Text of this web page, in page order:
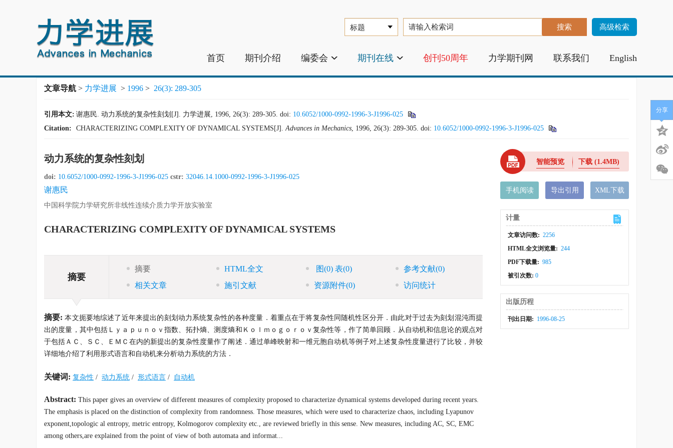
高级检索
首页 期刊介绍 编委会 期刊在线 创刊50周年 力学期刊网 联系我们 English
文章导航 > 力学进展 > 1996 > 26(3): 289-305
引用本文: 谢惠民. 动力系统的复杂性刻划[J]. 力学进展, 1996, 26(3): 289-305. doi: 10.6052/1000-0992-1996-3-J1996-025
Citation:
CHARACTERIZING COMPLEXITY OF DYNAMICAL SYSTEMS[J].Advances in Mechanics, 1996, 26(3): 289-305. doi: 10.6052/1000-0992-1996-3-J1996-025
动力系统的复杂性刻划
doi: 10.6052/1000-0992-1996-3-J1996-025 cstr: 32046.14.1000-0992-1996-3-J1996-025
谢惠民
中国科学院力学研究所非线性连续介质力学开放实验室
CHARACTERIZING COMPLEXITY OF DYNAMICAL SYSTEMS
摘要
摘要 HTML全文 图(0) 表(0) 参考文献(0)
相关文章
施引文献 资源附件(0) 访问统计
摘要: 本文扼要地综述了近年来提出的刻划动力系统复杂性的各种度量．着重点在于将复杂性同随机性区分开．由此对于过去为刻划混沌而提
出的度量，其中包括Ｌｙａｐｕｎｏｖ指数、拓扑熵、测度熵和Ｋｏｌｍｏｇｏｒｏｖ复杂性等，作了简单回顾．从自动机和信息论的观点对
于包括ＡＣ、ＳＣ、ＥＭＣ在内的新提出的复杂性度量作了阐述．通过单峰映射和一维元胞自动机等例子对上述复杂性度量进行了比较，并较
详细地介绍了利用形式语言和自动机来分析动力系统的方法．
关键词: 复杂性 / 动力系统 / 形式语言 / 自动机
Abstract: This paper gives an overview of different measures of complexity proposed to characterize dynamical systems developed during recent years.
The emphasis is placed on the distinction of complexity from randomness. Those measures, which were used to characterize chaos, including Lyapunov
exponent,topologic al entropy, metric entropy, Kolmogorov complexity etc., are reviewed briefly in this sense. New measures, including AC, SC, EMC
among others,are explained from the point of view of both automata and informat...
智能预览 下载(1.4MB)
手机阅读 导出引用 XML下载
计量
文章访问数: 2256
HTML全文浏览量: 244
PDF下载量: 985
被引次数:0
出版历程
刊出日期: 1996-08-25
分享